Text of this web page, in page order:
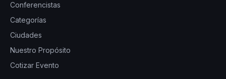
Conferencistas
Categorías
Ciudades
Nuestro Propósito
Cotizar Evento